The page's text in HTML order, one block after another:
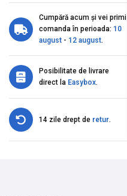
Cumpără acum și vei primi
comanda în perioada: 10
august - 12 august.
Posibilitate de livrare
direct la Easybox.
14 zile drept de retur.